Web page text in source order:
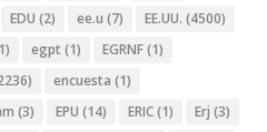
EDU (2) ee.u (7) EE.UU. (4500)
egpt (1) EGRNF(1)
encuesta (1)
(3) EPU (14) ERIC(1) Erj (3)